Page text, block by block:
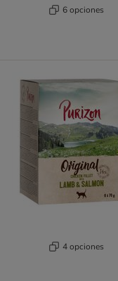
6 opciones
4 opciones